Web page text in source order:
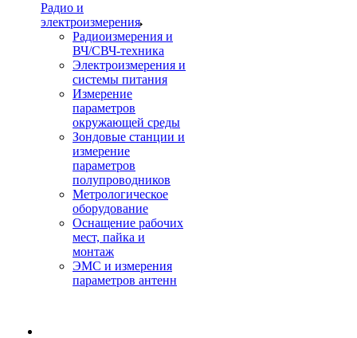
Радио и
электроизмерения
Радиоизмерения и
ВЧ/СВЧ-техника
Электроизмерения и
системы питания
Измерение
параметров
окружающей среды
Зондовые станции и
измерение
параметров
полупроводников
Метрологическое
оборудование
Оснащение рабочих
мест, пайка и
монтаж
ЭМС и измерения
параметров антенн